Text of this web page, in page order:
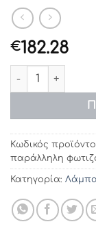
€182.28
Λαμπάδα
Κωδικός
παράλληλη
Κατηγορία: